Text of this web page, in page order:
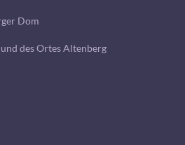
Dom
des Ortes Altenberg